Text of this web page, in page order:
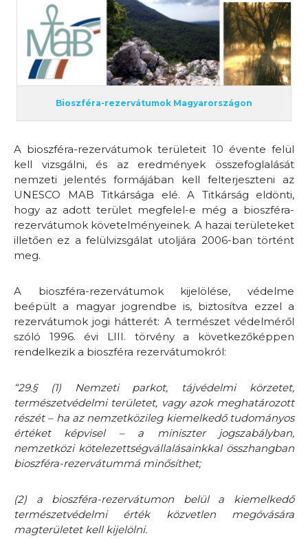
Bioszféra-rezervátumok Magyarországon
A bioszféra-rezervátumok területeit 10 évente felül
kell vizsgálni, és az eredmények összefoglalását
nemzeti jelentés formájában kell felterjeszteni az
UNESCO MAB Titkársága elé. A Titkárság eldönti,
hogy az adott terület megfelel-e még a bioszféra-
rezervátumok követelményeinek. A hazai területeket
illetően ez a felülvizsgálat utoljára 2006-ban történt
meg.
A bioszféra-rezervátumok kijelölése, védelme
beépült a magyar jogrendbe is, biztosítva ezzel a
rezervátumok jogi hátterét: A természet védelméről
szóló 1996. évi LIII. törvény a következőképpen
rendelkezik a bioszféra rezervátumokról:
“29.§ (1) Nemzeti parkot, tájvédelmi körzetet,
természetvédelmi területet, vagy azok meghatározott
részét – ha az nemzetközileg kiemelkedő tudományos
értéket képvisel – a miniszter jogszabályban,
nemzetközi kötelezettségvállalásainkkal összhangban
bioszféra-rezervátummá minősíthet;
(2) a bioszféra-rezervátumon belül a kiemelkedő
természetvédelmi érték közvetlen megóvására
magterületet kell kijelölni.